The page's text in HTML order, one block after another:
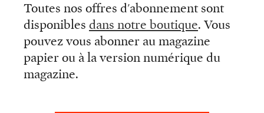
Toutes nos offres d'abonnement sont
disponibles dans notre boutique. Vous
pouvez vous abonner au magazine
papier ou à la version numérique du
magazine.